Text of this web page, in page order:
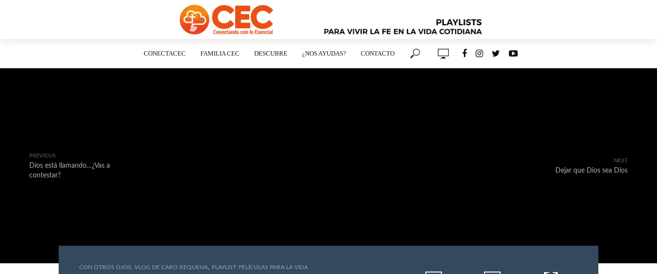
CONECTACEC FAMILIA CEC DESCUBRE ¿NOS AYUDAS? CONTACTO
PREVIOUS
Dios está llamando…¿Vas a
contestar?
NEXT
Dejar que Dios sea Dios
CON OTROS OJOS, VLOG DE CARO REQUENA, PLAYLIST: PELÍCULAS PARA LA VIDA